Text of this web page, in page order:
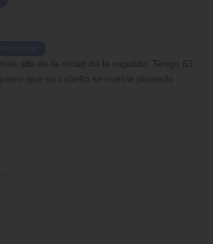
allá de la mitad de la espalda. Tengo 63
que mi cabello se vuelva plateado